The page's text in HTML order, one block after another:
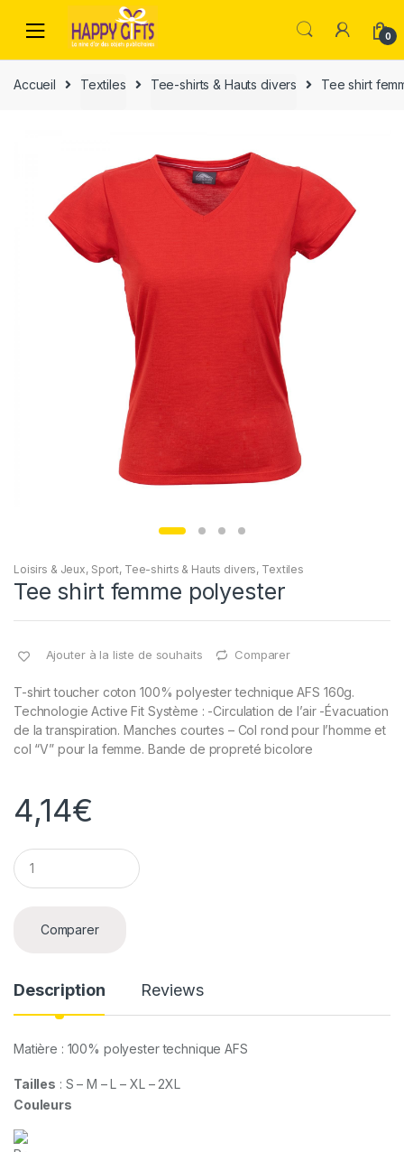
0
Accueil Textiles Tee-shirts & Hauts divers Tee shirt
Loisirs & Jeux, Sport, Tee-shirts & Hauts divers, Textiles
Tee shirt femme polyester
Ajouter à la liste de souhaits Comparer
T-shirt toucher coton 100% polyester technique AFS 160g.
Technologie Active Fit Système : -Circulation de l’air -Évacuation
de la transpiration. Manches courtes – Col rond pour l’homme et
col “V” pour la femme. Bande de propreté bicolore
4,14€
Q
u
a
Comparer
Description Reviews
Matière : 100% polyester technique AFS
Tailles : S – M – L – XL – 2XL
Couleurs